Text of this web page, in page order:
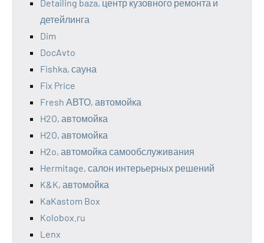
Detailing baza, центр кузовного ремонта и
детейлинга
Dim
DocAvto
Fishka, сауна
Fix Price
Fresh АВТО, автомойка
H2O, автомойка
H2O, автомойка
H2o, автомойка самообслуживания
Hermitage, салон интерьерных решений
K&K, автомойка
KaKastom Box
Kolobox.ru
Lenx